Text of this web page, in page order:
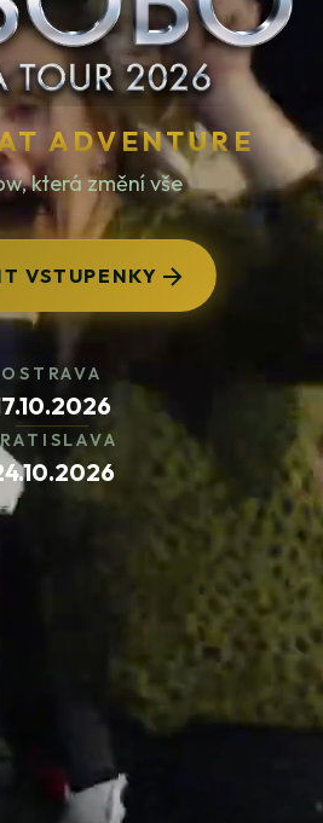
ADVENTURE
která změní vše
VSTUPENKY
OSTRAVA